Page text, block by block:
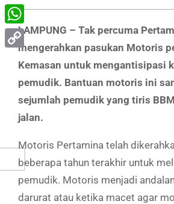
LAMPUNG – Tak percuma
mengerahkan pasukan Motoris
Kemasan untuk mengantisipasi
pemudik. Bantuan motoris ini
sejumlah pemudik yang tiris
jalan.
Motoris Pertamina telah
beberapa tahun terakhir untuk
pemudik. Motoris menjadi
darurat atau ketika macet agar
X
WhatsApp